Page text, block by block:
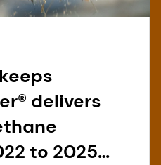
delivers
to 2025